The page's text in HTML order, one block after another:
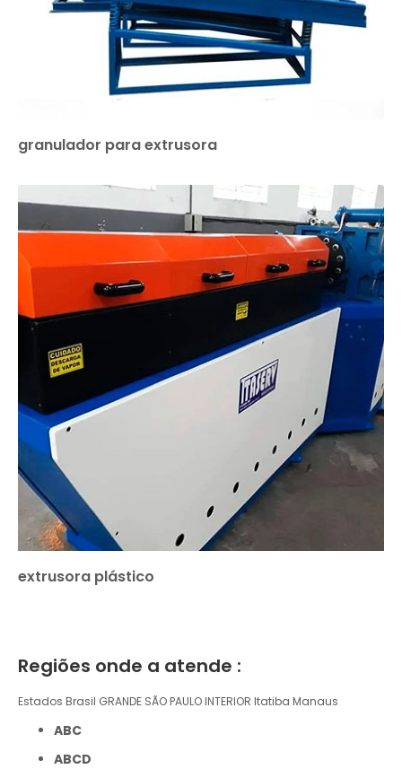
granulador para extrusora
extrusora plástico
Regiões onde a atende :
Estados Brasil GRANDE SÃO PAULO INTERIOR Itatiba Manaus
ABC
ABCD